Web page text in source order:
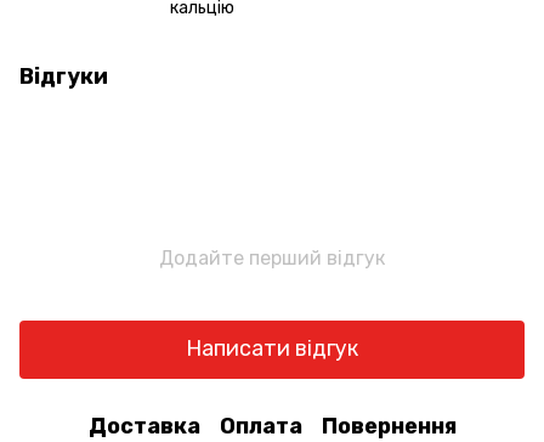
кальцію
Відгуки
Додайте перший відгук
Написати відгук
Доставка Оплата Повернення